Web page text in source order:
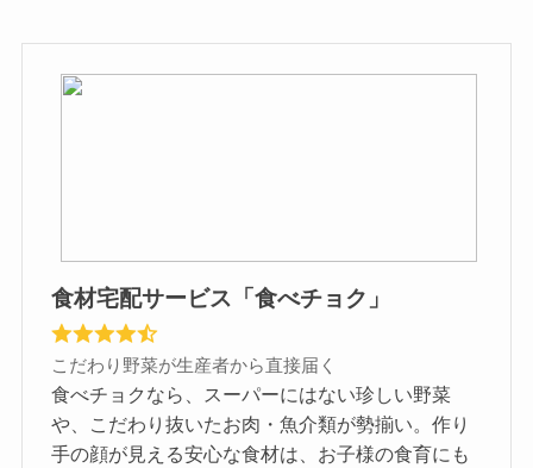
食材宅配サービス「食べチョク」
こだわり野菜が生産者から直接届く
食べチョクなら、スーパーにはない珍しい野菜
や、こだわり抜いたお肉・魚介類が勢揃い。作り
手の顔が見える安心な食材は、お子様の食育にも